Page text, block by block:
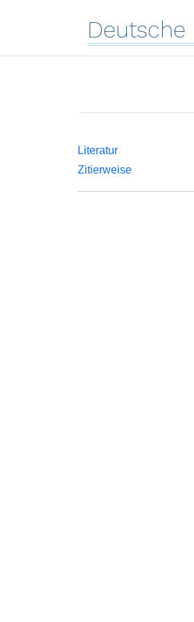
Deutsche
Literatur
Zitierweise